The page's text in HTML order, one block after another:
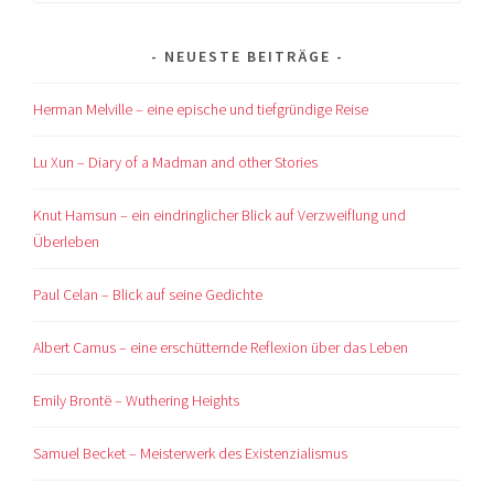
NEUESTE BEITRÄGE
Herman Melville – eine epische und tiefgründige Reise
Lu Xun – Diary of a Madman and other Stories
Knut Hamsun – ein eindringlicher Blick auf Verzweiflung und
Überleben
Paul Celan – Blick auf seine Gedichte
Albert Camus – eine erschütternde Reflexion über das Leben
Emily Brontë – Wuthering Heights
Samuel Becket – Meisterwerk des Existenzialismus